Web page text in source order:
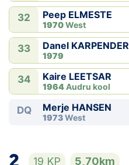
32 Peep ELMESTE
1970West
33 Danel KARPENDER
1979
34 Kaire LEETSAR
1964Audru kool
DQ Merje HANSEN
1973West
19 KP 5,70km